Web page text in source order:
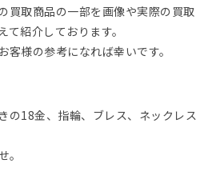
買取商品の一部を画像や実際の買取
紹介しております。
様の参考になれば幸いです。
の18金、指輪、ブレス、ネックレス